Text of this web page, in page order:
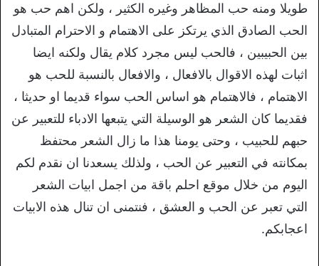
طويلا ومنه حب المظاهر وغيره الكثير ، ولكن اهم حب هو
الحب الصادق الذي يرتكز على الاهتمام و الاحترام المتبادل
بين الحبيبين ، فالحب ليس مجرد كلام يقال ولكنه ايضا
اثبات لهذه الاقوال بالافعال ، والافعال بالنسبة للحب هو
الاهتمام ، فالاهتمام هو اساس الحب سواء قديما او حديثا ،
فقديما كان الشعر هو الوسيلة التي يتبعها الادباء للتعبير عن
حبهم للحبيب ، وحتى يومنا هذا ما زال الشعر محتفظ
بمكانته في التعبير عن الحب ، ولذلك يسعدنا ان نقدم لكم
اليوم من خلال موقع احلم باقة من اجمل ابيات الشعر
التي تعبر عن الحب و العشق ، فنتمنى ان تنال هذه الابيات
اعجابكم.